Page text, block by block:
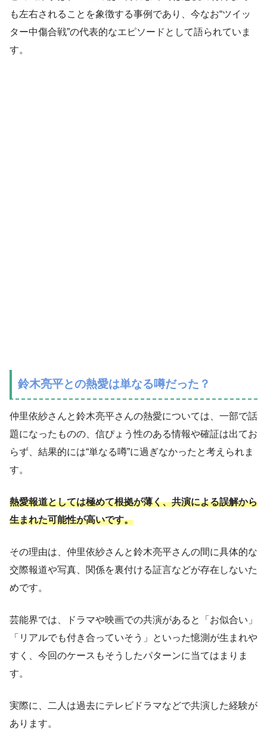
も左右されることを象徴する事例であり、今なお“ツイッ
ター中傷合戦”の代表的なエピソードとして語られていま
す。
鈴木亮平との熱愛は単なる噂だった？
仲里依紗さんと鈴木亮平さんの熱愛については、一部で話
題になったものの、信ぴょう性のある情報や確証は出てお
らず、結果的には“単なる噂”に過ぎなかったと考えられま
す。
熱愛報道としては極めて根拠が薄く、共演による誤解から
生まれた可能性が高いです。
その理由は、仲里依紗さんと鈴木亮平さんの間に具体的な
交際報道や写真、関係を裏付ける証言などが存在しないた
めです。
芸能界では、ドラマや映画での共演があると「お似合い」
「リアルでも付き合っていそう」といった憶測が生まれや
すく、今回のケースもそうしたパターンに当てはまりま
す。
実際に、二人は過去にテレビドラマなどで共演した経験が
あります。